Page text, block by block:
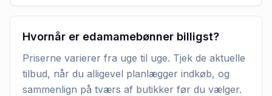
Hvornår er edamamebønner billigst?
Priserne varierer fra uge til uge. Tjek de aktuelle
tilbud, når du alligevel planlægger indkøb, og
sammenlign på tværs af butikker før du vælger.